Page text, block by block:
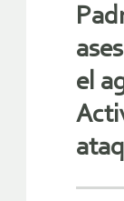
el